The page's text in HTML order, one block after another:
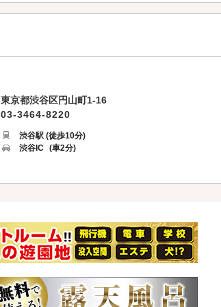
東京都渋谷区円山町1-16
03-3464-8220
渋谷駅 (徒歩10分)
渋谷IC (車2分)